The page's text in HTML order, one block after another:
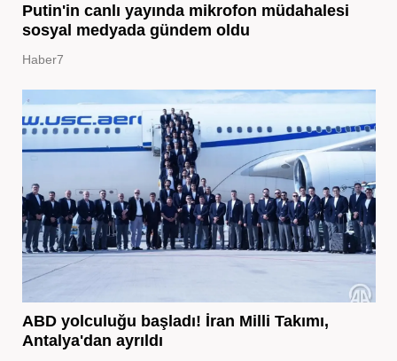
Putin'in canlı yayında mikrofon müdahalesi
sosyal medyada gündem oldu
Haber7
ABD yolculuğu başladı! İran Milli Takımı,
Antalya'dan ayrıldı